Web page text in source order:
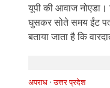
यूपी की आवाज नोएडा।
घुसकर सोते समय ईंट
बताया जाता है कि
अपराध • उत्तर प्रदेश